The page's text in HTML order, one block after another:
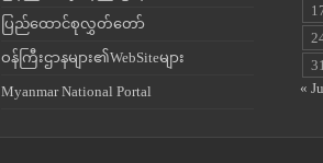
ပြည်ထောင်စုလွှတ်တော်
ဝန်ကြီးဌာနများ၏WebSiteများ
Myanmar National Portal
31
«